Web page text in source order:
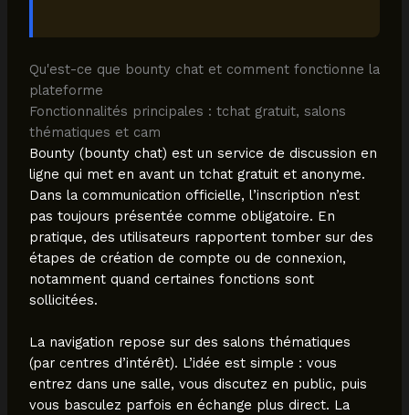
Qu'est-ce que bounty chat et comment fonctionne la
plateforme
Fonctionnalités principales : tchat gratuit, salons
thématiques et cam
Bounty (bounty chat) est un service de discussion en
ligne qui met en avant un tchat gratuit et anonyme.
Dans la communication officielle, l’inscription n’est
pas toujours présentée comme obligatoire. En
pratique, des utilisateurs rapportent tomber sur des
étapes de création de compte ou de connexion,
notamment quand certaines fonctions sont
sollicitées.
La navigation repose sur des salons thématiques
(par centres d’intérêt). L’idée est simple : vous
entrez dans une salle, vous discutez en public, puis
vous basculez parfois en échange plus direct. La